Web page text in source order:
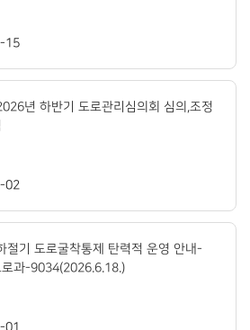
15
년 하반기 도로관리심의회 심의,조정
02
절기 도로굴착통제 탄력적 운영 안내-
로과-9034(2026.6.18.)
01